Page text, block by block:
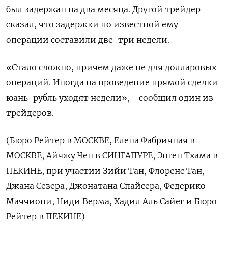
был задержан на два месяца. Другой трейдер
сказал, что задержки по известной ему
операции составили две-три недели.
«Стало сложно, причем даже не для долларовых
операций. Иногда на проведение прямой сделки
юань-рубль уходят недели», - сообщил один из
трейдеров.
(Бюро Рейтер в МОСКВЕ, Елена Фабричная в
МОСКВЕ, Айчжу Чен в СИНГАПУРЕ, Энген Тхама в
ПЕКИНЕ, при участии Зийи Тан, Флоренс Тан,
Джана Сезера, Джонатана Спайсера, Федерико
Маччиони, Ниди Верма, Хадил Аль Сайег и Бюро
Рейтер в ПЕКИНЕ)